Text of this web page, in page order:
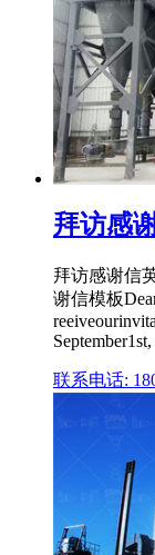
拜访感
拜访感谢信
谢信模板
联系电话: